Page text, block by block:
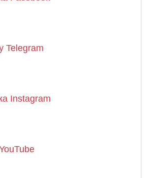
Telegram
Instagram